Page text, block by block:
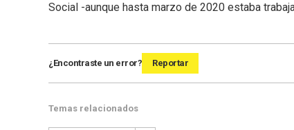
Social -aunque hasta marzo de 2020 estaba
¿Encontraste un error? Reportar
Temas relacionados